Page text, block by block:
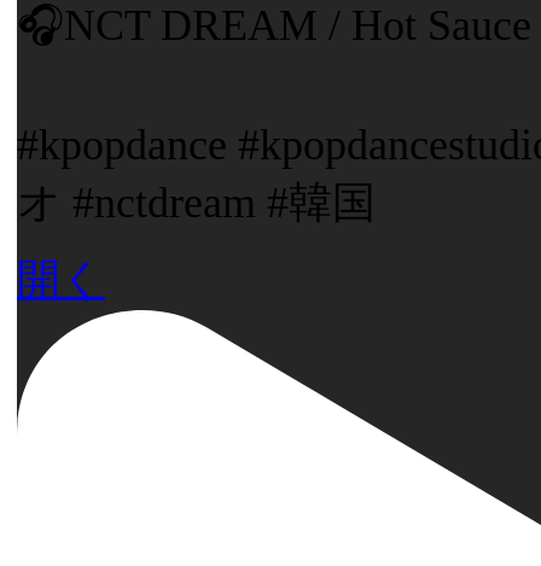
🎧NCT DREAM / Hot Sauce
#kpopdance
オ #nctdream #韓国
開く